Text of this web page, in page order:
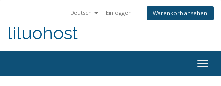
Deutsch Einloggen Warenkorb ansehen
liluohost